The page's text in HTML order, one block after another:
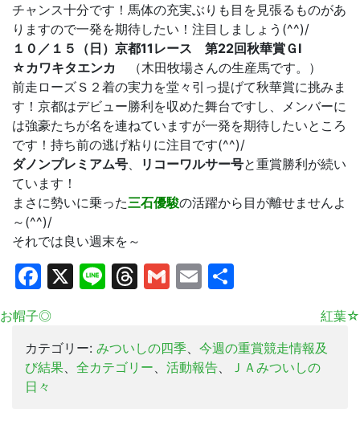
チャンス十分です！馬体の充実ぶりも目を見張るものがあ
りますので一発を期待したい！注目しましょう(^^)/
１０／１５（日）京都11レース 第22回秋華賞ＧⅠ
☆カワキタエンカ
（木田牧場さんの生産馬です。）
前走ローズＳ２着の実力を堂々引っ提げて秋華賞に挑みま
す！京都はデビュー勝利を収めた舞台ですし、メンバーに
は強豪たちが名を連ねていますが一発を期待したいところ
です！持ち前の逃げ粘りに注目です(^^)/
ダノンプレミアム号、 リコーワルサー号と重賞勝利が続い
ています！
まさに勢いに乗った三石優駿の活躍から目が離せませんよ
～(^^)/
それでは良い週末を～
Facebook
X LineThreads
Gmail
Email
お帽子◎
紅葉☆
カテゴリー: みついしの四季、 今週の重賞競走情報及
び結果、 全カテゴリー、 活動報告、
ＪＡみついしの
日々